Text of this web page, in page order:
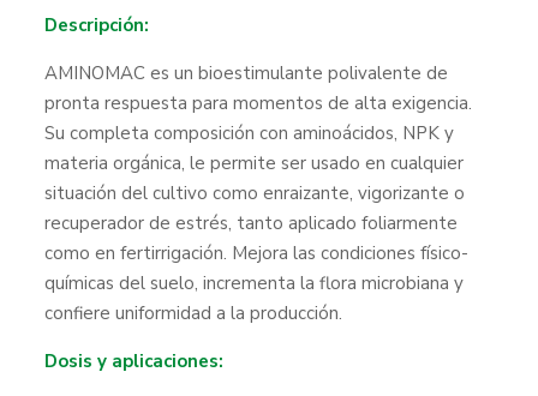
Descripción:
AMINOMAC es un bioestimulante polivalente de
pronta respuesta para momentos de alta exigencia.
Su completa composición con aminoácidos, NPK y
materia orgánica, le permite ser usado en cualquier
situación del cultivo como enraizante, vigorizante o
recuperador de estrés, tanto aplicado foliarmente
como en fertirrigación. Mejora las condiciones físico-
químicas del suelo, incrementa la flora microbiana y
confiere uniformidad a la producción.
Dosis y aplicaciones: